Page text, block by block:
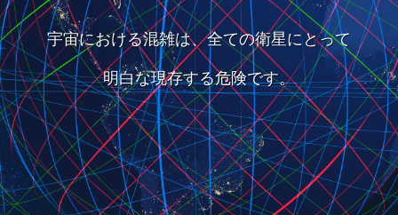
宇宙における混雑は、全ての衛星にとって
明白な現存する危険です。